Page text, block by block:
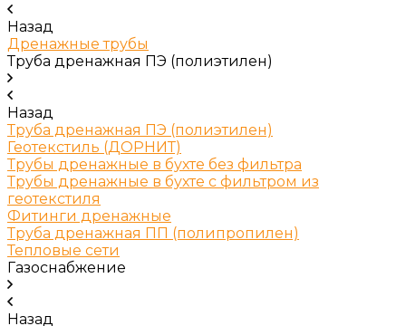
Назад
Дренажные трубы
Труба дренажная ПЭ (полиэтилен)
Назад
Труба дренажная ПЭ (полиэтилен)
Геотекстиль (ДОРНИТ)
Трубы дренажные в бухте без фильтра
Трубы дренажные в бухте с фильтром из
геотекстиля
Фитинги дренажные
Труба дренажная ПП (полипропилен)
Тепловые сети
Газоснабжение
Назад